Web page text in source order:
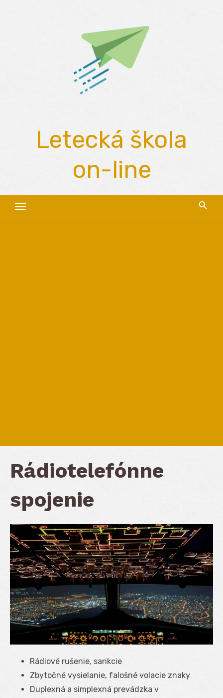
Letecká škola
on-line
Rádiotelefónne
spojenie
Rádiové rušenie, sankcie
Zbytočné vysielanie, falošné volacie znaky
Duplexná a simplexná prevádzka v